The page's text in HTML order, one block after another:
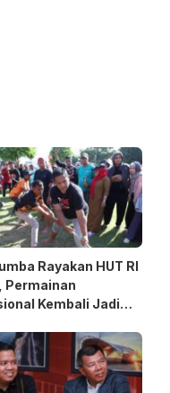
Rayakan HUT RI
Permainan
Kembali Jadi